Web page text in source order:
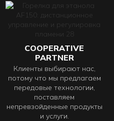
COOPERATIVE
PARTNER
Клиенты выбирают нас,
потому что мы предлагаем
передовые технологии,
поставляем
непревзойденные продукты
и услуги.